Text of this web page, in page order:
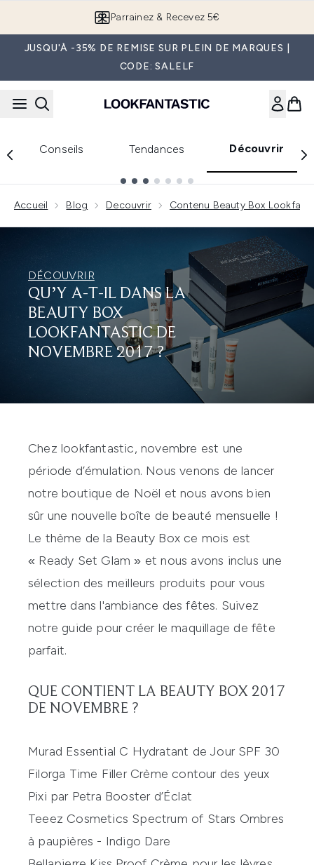
Parrainez & Recevez 5€
JUSQU'À -35% DE REMISE SUR PLEIN DE MARQUES |
CODE: SALELF
Conseils Tendances Découvrir
Accueil Blog Decouvrir Contenu Beauty Box
DÉCOUVRIR
QU’Y A-T-IL DANS LA
BEAUTY BOX
LOOKFANTASTIC DE
NOVEMBRE 2017 ?
Chez lookfantastic, novembre est une
période d’émulation. Nous venons de lancer
notre boutique de Noël et nous avons bien
sûr une nouvelle boîte de beauté mensuelle !
Le thème de la Beauty Box ce mois est
« Ready Set Glam » et nous avons inclus une
sélection des meilleurs produits pour vous
mettre dans l'ambiance des fêtes. Suivez
notre guide pour créer le maquillage de fête
parfait.
QUE CONTIENT LA BEAUTY BOX 2017
DE NOVEMBRE ?
Murad Essential C Hydratant de Jour SPF 30
Filorga Time Filler Crème contour des yeux
Pixi par Petra Booster d’Éclat
Teeez Cosmetics Spectrum of Stars Ombres
à paupières - Indigo Dare